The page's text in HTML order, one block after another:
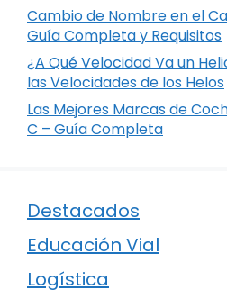
Cambio de Nombre en el
Guía Completa y Requisitos
¿A Qué Velocidad Va un
las Velocidades de los Helos
Las Mejores Marcas de
C – Guía Completa
Destacados
Educación Vial
Logística